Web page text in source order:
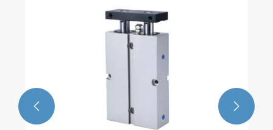
suntsitzailea?
Gehiago ikusi >>
 